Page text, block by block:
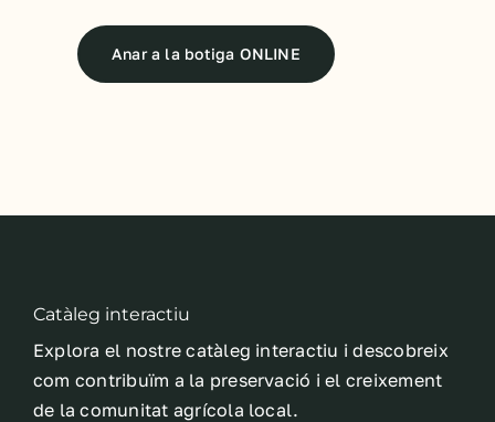
Anar a la botiga ONLINE
Catàleg interactiu
Explora el nostre catàleg interactiu i descobreix
com contribuïm a la preservació i el creixement
de la comunitat agrícola local.